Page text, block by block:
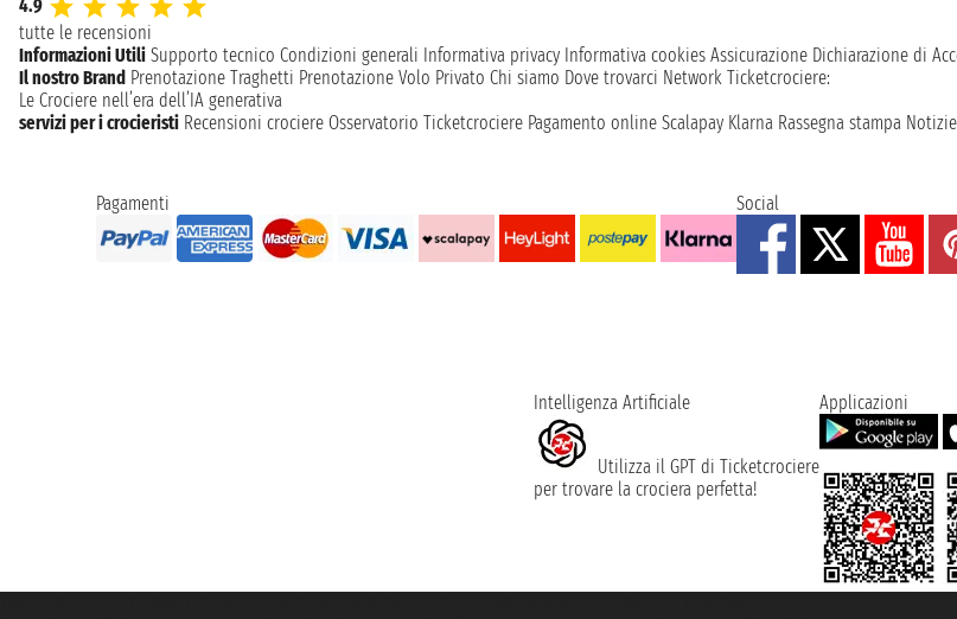
4.9
tutte le recensioni
Informazioni Utili Supporto tecnico Condizioni generali Informativa privacy Informativa cookies Assicurazione Dichiarazione di
Il nostro Brand Prenotazione Traghetti Prenotazione Volo Privato Chi siamo Dove trovarci Network Ticketcrociere:
Le Crociere nell’era dell’IA generativa
servizi per i crocieristi Recensioni crociere Osservatorio Ticketcrociere Pagamento online Scalapay Klarna Rassegna stampa
Pagamenti Social
Intelligenza Artificiale
Utilizza il GPT di Ticketcrociere
per trovare la crociera perfetta!
Applicazioni